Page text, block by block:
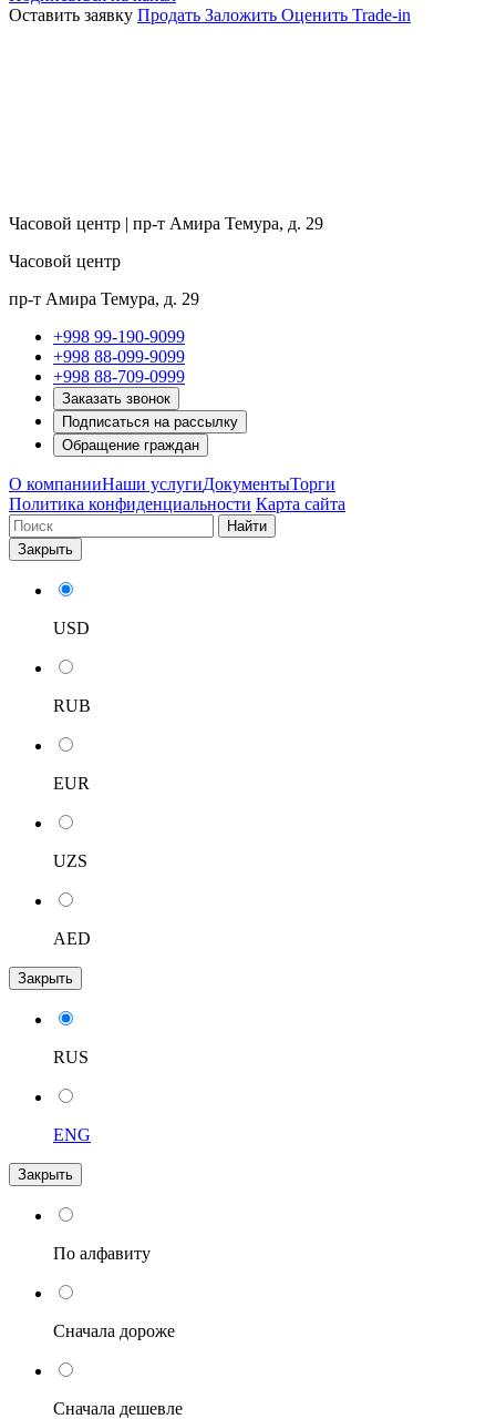
Оставить заявку Продать Заложить Оценить Trade-in
Часовой центр | пр-т Амира Темура, д. 29
Часовой центр
пр-т Амира Темура, д. 29
+998 99-190-9099
+998 88-099-9099
+998 88-709-0999
Заказать звонок
Подписаться на рассылку
Обращение граждан
О компанииНаши услугиДокументыТорги
Политика конфиденциальности Карта сайта
Найти
Закрыть
USD
RUB
EUR
UZS
AED
Закрыть
RUS
ENG
Закрыть
По алфавиту
Сначала дороже
Сначала дешевле